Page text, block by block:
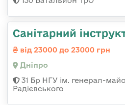
Санітарний
від 23000 до 23000 грн
Дніпро
31 Бр НГУ ім. генерал-
Радієвського